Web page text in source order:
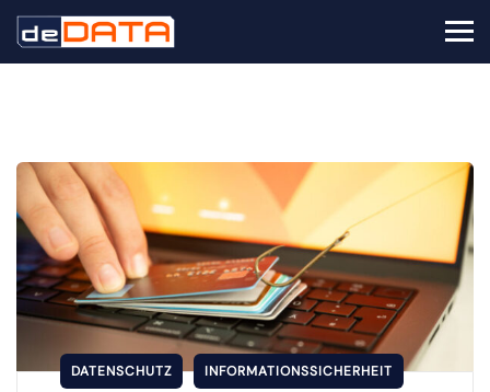
DATENSCHUTZ INFORMATIONSSICHERHEIT